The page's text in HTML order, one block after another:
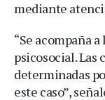
mediante
“Se acompaña
psicosocial. Las
determinadas
este caso”,